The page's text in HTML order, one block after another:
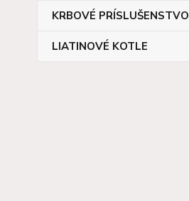
KRBOVÉ PRÍSLUŠENSTVO
LIATINOVÉ KOTLE